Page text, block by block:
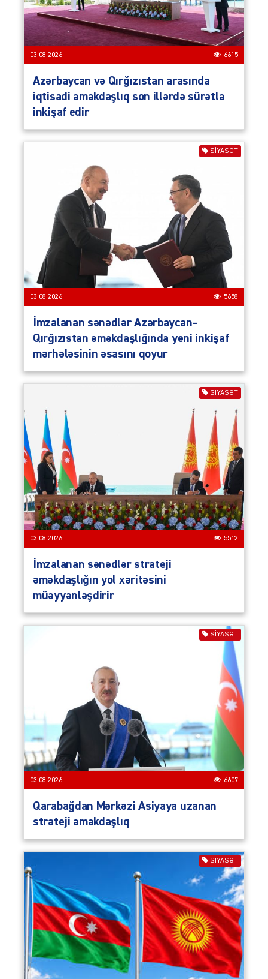
03.08.2026 6615
Azərbaycan və Qırğızıstan arasında
iqtisadi əməkdaşlıq son illərdə sürətlə
inkişaf edir
SIYASƏT
03.08.2026 5658
İmzalanan sənədlər Azərbaycan–
Qırğızıstan əməkdaşlığında yeni inkişaf
mərhələsinin əsasını qoyur
SIYASƏT
03.08.2026 5512
İmzalanan sənədlər strateji
əməkdaşlığın yol xəritəsini
müəyyənləşdirir
SIYASƏT
03.08.2026 6607
Qarabağdan Mərkəzi Asiyaya uzanan
strateji əməkdaşlıq
SIYASƏT